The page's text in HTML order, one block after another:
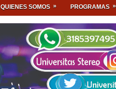
QUIENES SOMOS » PROGRAMAS »